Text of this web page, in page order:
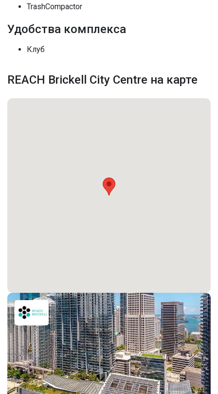
Последние изменения 2026-07-17 19:52:46
TrashCompactor
Удобства комплекса
Клуб
REACH Brickell City Centre на карте